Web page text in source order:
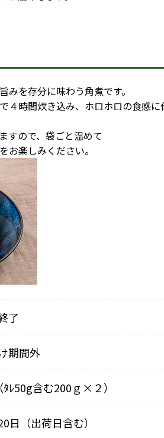
を存分に味わう角煮です。
４時間炊き込み、ホロホロの食感に
すので、袋ごと温めて
お楽しみください。
了
期間外
ﾀﾚ50g含む200ｇ×２）
日（出荷日含む）